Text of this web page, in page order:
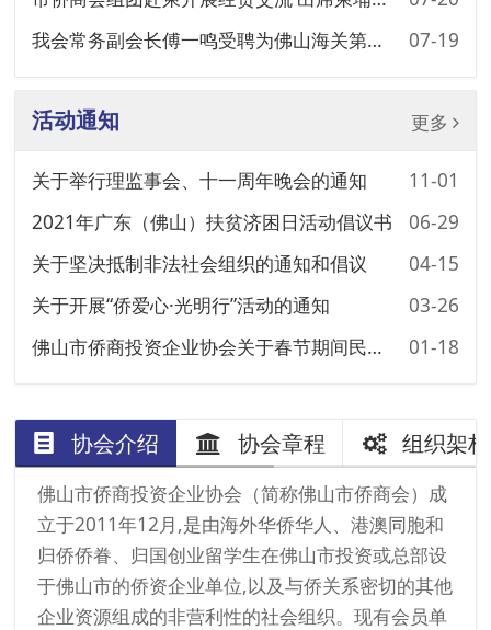
我会常务副会长傅一鸣受聘为佛山海关第八届特约监督员
07-19
活动通知 更多
关于举行理监事会、十一周年晚会的通知
11-01
2021年广东（佛山）扶贫济困日活动倡议书
06-29
关于坚决抵制非法社会组织的通知和倡议
04-15
关于开展“侨爱心·光明行”活动的通知
03-26
佛山市侨商投资企业协会关于春节期间民营企业 做好疫情防控工作的倡议书
01-18
协会介绍 协会章程 组织架构
佛山市侨商投资企业协会（简称佛山市侨商会）成
立于2011年12月,是由海外华侨华人、港澳同胞和
归侨侨眷、归国创业留学生在佛山市投资或总部设
于佛山市的侨资企业单位,以及与侨关系密切的其他
企业资源组成的非营利性的社会组织。现有会员单